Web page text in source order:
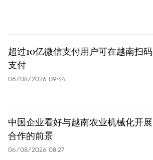
超过10亿微信支付用户可在越南扫码
支付
06/08/2026 09:44
中国企业看好与越南农业机械化开展
合作的前景
06/08/2026 08:27